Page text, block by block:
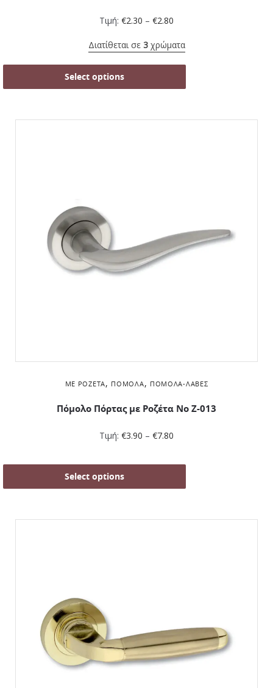
Τιμή: €2.30 – €2.80
Διατίθεται σε 3χρώματα
Select options
ΜΕ ΡΟΖΈΤΑ, ΠΌΜΟΛΑ, ΠΌΜΟΛΑ-ΛΑΒΈΣ
Πόμολο Πόρτας με Ροζέτα No Z-013
Τιμή: €3.90 – €7.80
Select options